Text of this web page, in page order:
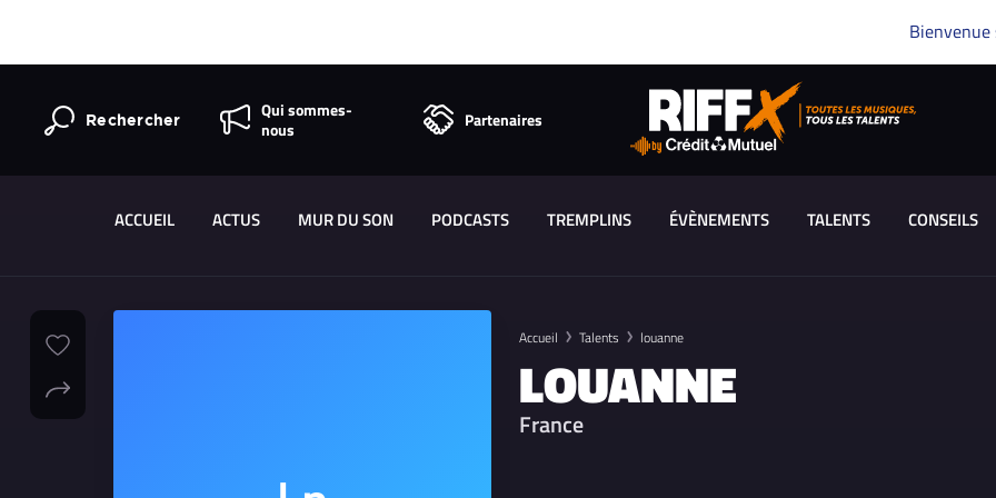
Bienvenue
Rechercher
Qui sommes-
nous
Partenaires
ACCUEIL ACTUS MUR DU SON PODCASTS TREMPLINS ÉVÈNEMENTS TALENTS CONSEILS
Accueil Talents louanne
LOUANNE
France